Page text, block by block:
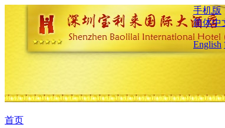
手机版
简体中
English
首页